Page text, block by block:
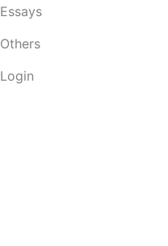
Essays
Others
Login